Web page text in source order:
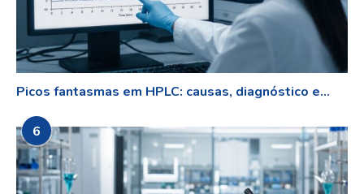
Picos fantasmas em HPLC: causas, diagnóstico e...
6